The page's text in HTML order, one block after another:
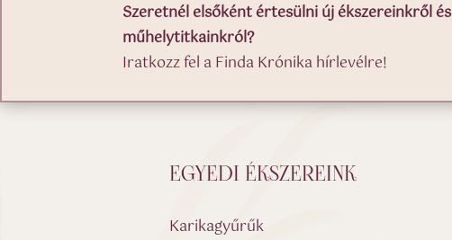
Szeretnél elsőként értesülni új ékszereinkről és
műhelytitkainkról?
Iratkozz fel a Finda Krónika hírlevélre!
EGYEDI ÉKSZEREINK
Karikagyűrűk